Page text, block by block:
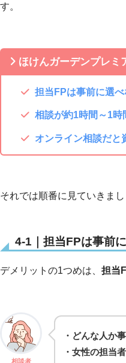
す。
ほけんガーデンプレミ
担当FPは事前に選べ
相談が約1時間～1時
オンライン相談だと
それでは順番に見ていきまし
4-1｜担当FPは事前
デメリットの1つめは、 担当
相談者
・どんな人か
・女性の担当